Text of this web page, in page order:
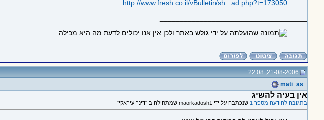
http://www.fresh.co.il/vBulletin/sh...ad.php?t=173050
21-08-2006, 22:08
mati_as
אין בעיה להשיג
בתגובה להודעה מספר 1 שנכתבה על ידי maorkadosh1 שמתחילה ב "דינר עיראקי"